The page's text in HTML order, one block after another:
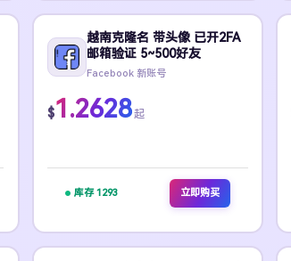
越南克隆名 带头像 已开2FA
邮箱验证 5~500好友
Facebook 新账号
$1.2628起
库存 1293 立即购买